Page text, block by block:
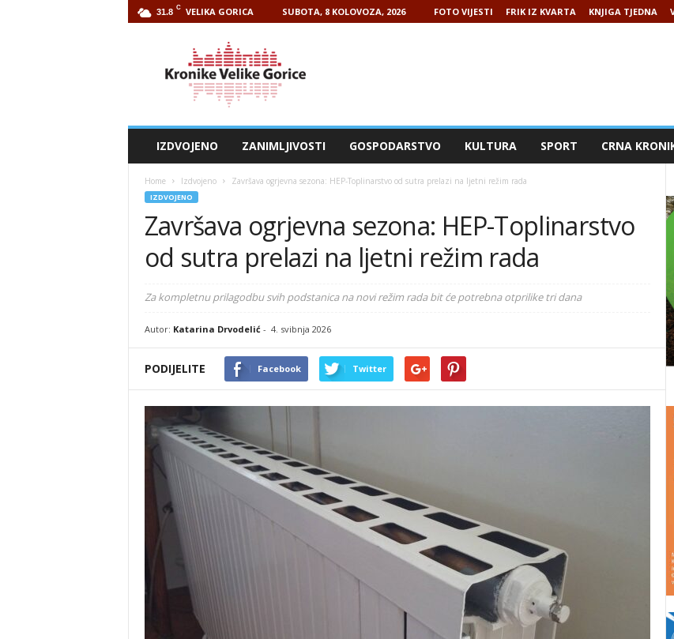
31.8 C VELIKA GORICA SUBOTA, 8 KOLOVOZA, 2026 FOTO VIJESTI FRIK IZ KVARTA KNJIGA TJEDNA
IZDVOJENO ZANIMLJIVOSTI GOSPODARSTVO KULTURA SPORT CRNA
Home Izdvojeno Završava ogrjevna sezona: HEP-Toplinarstvo od sutra prelazi na ljetni režim rada
IZDVOJENO
Završava ogrjevna sezona: HEP-Toplinarstvo
od sutra prelazi na ljetni režim rada
Za kompletnu prilagodbu svih podstanica na novi režim rada bit će potrebna otprilike tri dana
Autor: Katarina Drvodelić- 4. svibnja 2026
PODIJELITE Facebook Twitter